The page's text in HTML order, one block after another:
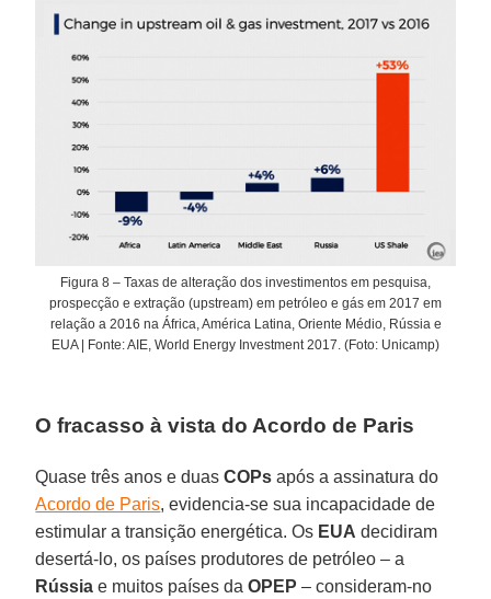
Figura 8 – Taxas de alteração dos investimentos em pesquisa,
prospecção e extração (upstream) em petróleo e gás em 2017 em
relação a 2016 na África, América Latina, Oriente Médio, Rússia e
EUA | Fonte: AIE, World Energy Investment 2017. (Foto: Unicamp)
O fracasso à vista do Acordo de Paris
Quase três anos e duasCOPs após a assinatura do
Acordo de Paris, evidencia-se sua incapacidade de
estimular a transição energética. Os EUA decidiram
desertá-lo, os países produtores de petróleo – a
Rússia e muitos países daOPEP – consideram-no